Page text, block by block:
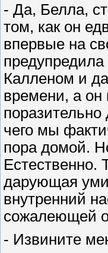
- Да, Белла,
том, как он
впервые на
предупредила
Калленом и
времени, а он
чего мы
пора домой.
Естественно.
дарующая
внутренний
сожалеющей о
- Извините